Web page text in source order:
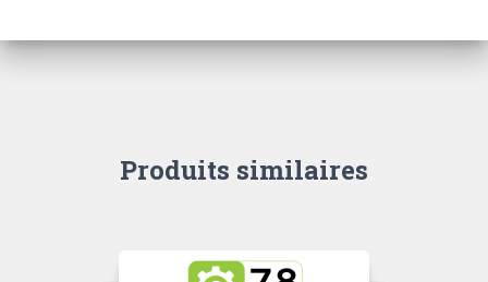
Produits similaires